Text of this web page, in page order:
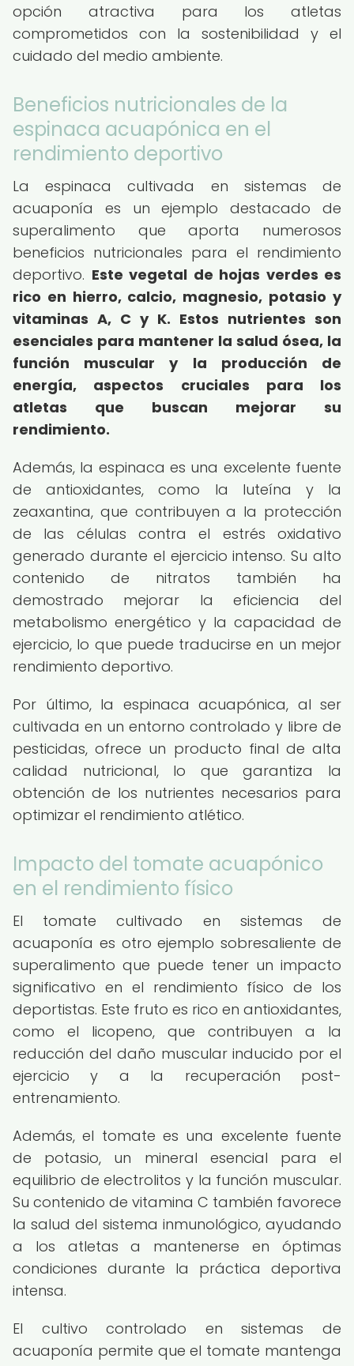
opción atractiva para los atletas
comprometidos con la sostenibilidad y el
cuidado del medio ambiente.
Beneficios nutricionales de la
espinaca acuapónica en el
rendimiento deportivo
La espinaca cultivada en sistemas de
acuaponía es un ejemplo destacado de
superalimento que aporta numerosos
beneficios nutricionales para el rendimiento
deportivo. Este vegetal de hojas verdes es
rico en hierro, calcio, magnesio, potasio y
vitaminas A, C y K. Estos nutrientes son
esenciales para mantener la salud ósea, la
función muscular y la producción de
energía, aspectos cruciales para los
atletas que buscan mejorar su
rendimiento.
Además, la espinaca es una excelente fuente
de antioxidantes, como la luteína y la
zeaxantina, que contribuyen a la protección
de las células contra el estrés oxidativo
generado durante el ejercicio intenso. Su alto
contenido de nitratos también ha
demostrado mejorar la eficiencia del
metabolismo energético y la capacidad de
ejercicio, lo que puede traducirse en un mejor
rendimiento deportivo.
Por último, la espinaca acuapónica, al ser
cultivada en un entorno controlado y libre de
pesticidas, ofrece un producto final de alta
calidad nutricional, lo que garantiza la
obtención de los nutrientes necesarios para
optimizar el rendimiento atlético.
Impacto del tomate acuapónico
en el rendimiento físico
El tomate cultivado en sistemas de
acuaponía es otro ejemplo sobresaliente de
superalimento que puede tener un impacto
significativo en el rendimiento físico de los
deportistas. Este fruto es rico en antioxidantes,
como el licopeno, que contribuyen a la
reducción del daño muscular inducido por el
ejercicio y a la recuperación post-
entrenamiento.
Además, el tomate es una excelente fuente
de potasio, un mineral esencial para el
equilibrio de electrolitos y la función muscular.
Su contenido de vitamina C también favorece
la salud del sistema inmunológico, ayudando
a los atletas a mantenerse en óptimas
condiciones durante la práctica deportiva
intensa.
El cultivo controlado en sistemas de
acuaponía permite que el tomate mantenga